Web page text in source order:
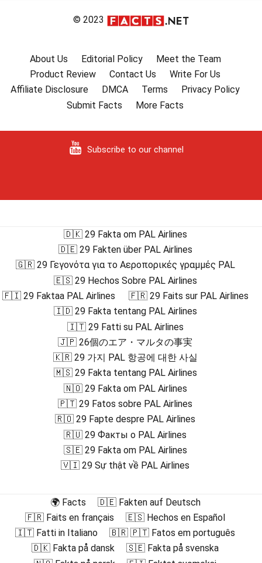
© 2023
About Us Editorial Policy
Meet the Team
Product Review
Contact Us
Write For Us
Affiliate Disclosure
DMCA Terms
Privacy Policy
Submit Facts
More Facts
Subscribe to our channel
🇩🇰 29 Fakta om PAL Airlines
🇩🇪 29 Fakten über PAL Airlines
🇬🇷 29 Γεγονότα για το Αεροπορικές γραμμές PAL
🇪🇸 29 Hechos Sobre PAL Airlines
🇫🇮 29 Faktaa PAL Airlines
🇫🇷 29 Faits sur PAL Airlines
🇮🇩 29 Fakta tentang PAL Airlines
🇮🇹 29 Fatti su PAL Airlines
🇯🇵 26個のエア・マルタの事実
🇰🇷 29 가지 PAL 항공에 대한 사실
🇲🇸 29 Fakta tentang PAL Airlines
🇳🇴 29 Fakta om PAL Airlines
🇵🇹 29 Fatos sobre PAL Airlines
🇷🇴 29 Fapte despre PAL Airlines
🇷🇺 29 Факты о PAL Airlines
🇸🇪 29 Fakta om PAL Airlines
🇻🇮 29 Sự thật về PAL Airlines
🌍 Facts
🇩🇪 Fakten auf Deutsch
🇫🇷 Faits en français
🇪🇸 Hechos en Español
🇮🇹 Fatti in Italiano
🇧🇷 🇵🇹 Fatos em português
🇩🇰 Fakta på dansk
🇸🇪 Fakta på svenska